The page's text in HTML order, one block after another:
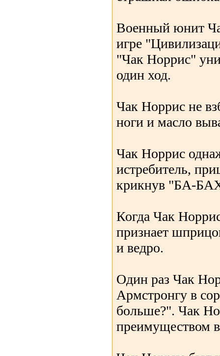
Военный юнит
игре
"Чак Норрис"
один ход.
Чак Норрис не
ноги и масло
Чак Норрис
истребитель,
крикнув "БА-
Когда Чак
признает
и ведро.
Один раз Чак
Армстронгу в
больше?". Чак
преимуществом